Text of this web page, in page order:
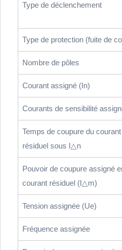
Type de déclenchement
Type de protection (fuite de
Nombre de pôles
Courant assigné (In)
Courants de sensibilité
Temps de coupure du courant
résiduel sous I△n
Pouvoir de coupure assigné
courant résiduel (I△m)
Tension assignée (Ue)
Fréquence assignée